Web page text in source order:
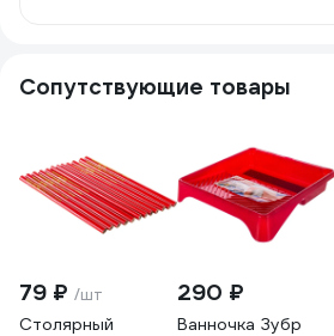
Сопутствующие товары
79 ₽ /шт
Столярный
290 ₽
Ванночка Зубр